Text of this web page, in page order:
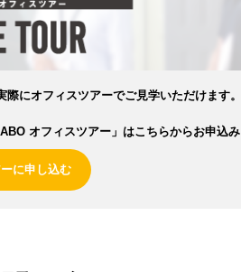
にオフィスツアーでご見学いただけます。
オフィスツアー」はこちらからお申込み
に申し込む